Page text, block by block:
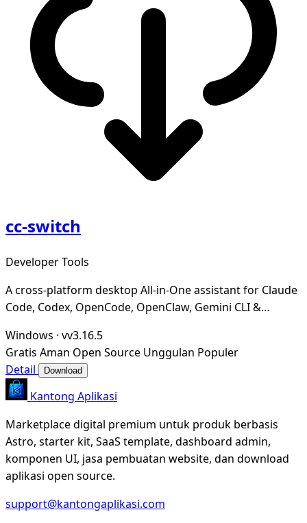
cc-switch
Developer Tools
A cross-platform desktop All-in-One assistant for Claude
Code, Codex, OpenCode, OpenClaw, Gemini CLI &
Windows · vv3.16.5
Gratis Aman Open Source Unggulan Populer
Detail
Download
Kantong Aplikasi
Marketplace digital premium untuk produk berbasis
Astro, starter kit, SaaS template, dashboard admin,
komponen UI, jasa pembuatan website, dan download
aplikasi open source.
support@kantongaplikasi.com